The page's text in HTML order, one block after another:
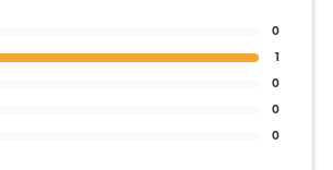
0
1
0
0
0